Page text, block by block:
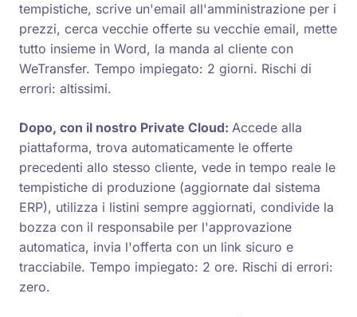
tempistiche, scrive un'email all'amministrazione per i
prezzi, cerca vecchie offerte su vecchie email, mette
tutto insieme in Word, la manda al cliente con
WeTransfer. Tempo impiegato: 2 giorni. Rischi di
errori: altissimi.
Dopo, con il nostro Private Cloud: Accede alla
piattaforma, trova automaticamente le offerte
precedenti allo stesso cliente, vede in tempo reale le
tempistiche di produzione (aggiornate dal sistema
ERP), utilizza i listini sempre aggiornati, condivide la
bozza con il responsabile per l'approvazione
automatica, invia l'offerta con un link sicuro e
tracciabile. Tempo impiegato: 2 ore. Rischi di errori:
zero.